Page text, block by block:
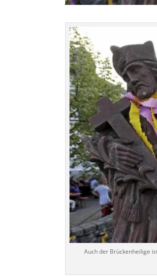
Auch der Brückenheilige